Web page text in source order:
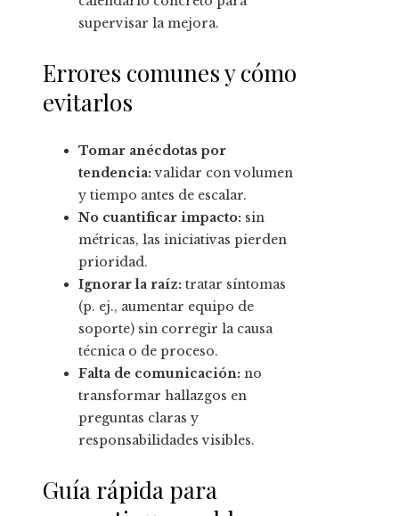
supervisar la mejora.
Errores comunes y cómo
evitarlos
Tomar anécdotas por
tendencia: validar con volumen
y tiempo antes de escalar.
No cuantificar impacto: sin
métricas, las iniciativas pierden
prioridad.
Ignorar la raíz: tratar síntomas
(p. ej., aumentar equipo de
soporte) sin corregir la causa
técnica o de proceso.
Falta de comunicación: no
transformar hallazgos en
preguntas claras y
responsabilidades visibles.
Guía rápida para